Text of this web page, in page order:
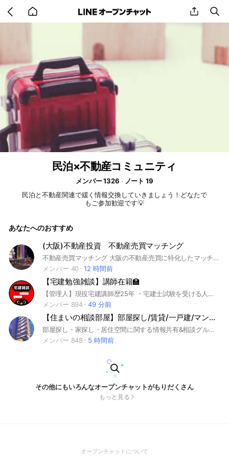
back
to
share
民泊×不動産コミュニティ
メンバー 1326
ノート 19
民泊と不動産関連で緩く情報交換していきましょう！どなたで
もご参加歓迎です💡
あなたへのおすすめ
(大阪)不動産投資 不動産売買マッチング
不動産売買マッチング 大阪の不動産売買に特化したマッチングチャットです。 地域に特化した情報や、地元業者との繋がりも提供します。 #不動産 #不動産投資 #不動産情報交換 #マッチング #投資家 #不動産売買 #情報交換
メンバー 40
12 時間前
【宅建勉強雑談】講師在籍🏫
【管理人】現役宅建講師歴25年 ・宅建士試験を受ける人のモチベーション管理。 ・参加するだけで宅建士試験に合格する可能性満載のオープンチャットです。 #宅建 #宅建士 #管理業務主任者 #法律の勉強 #宅建士の勉強 #宅地建物取引士 #宅建2022 #就活 #資格取得 #法律 #不動産経営 #社会人の勉強垢 #転職したい #金融 #保険 #ビジネススキルアップ #ビジネススキル #拓明館 #不動産 #不動産の勉強 #不動産の知識 #不動産の学校 #不動産の教科書 #不動産業界#就活#宅建勉強アカ
メンバー 894
49 分前
【住まいの相談部屋】部屋探し/賃貸/一戸建/マンション/新築/中古/住宅ローン/一人暮らし/不動産
部屋探し・家探し・居住空間に関する情報共有&相談グループです。消費者目線での不動産に関する情報交換を主な目的としており、貸主、管理会社、仲介業者等 参加可能ですが、営業活動や個別の連絡はお控えくだい。相互理解を深める場として各位にメリットがございますので、この観点からご活用ください。 #一人暮らし #部屋探し #物件探し #賃貸 #一戸建て #アパート #マンション #不動産 #同棲 #お部屋探し #同棲 #新婚
メンバー 848
5 時間前
その他にもいろんなオープンチャットがもりだくさん
もっと見る
オープンチャットについて